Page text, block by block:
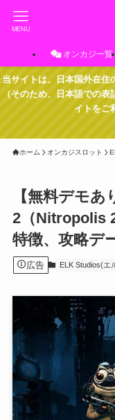
MENU
オンカジ一覧
当サイトは、日本国外在住
（そのため、日本語での
イトをご
ホーム オンカジスロット
【無料デモ
2（Nitropolis
特徴、攻略デ
広告 ELK Studios(エ